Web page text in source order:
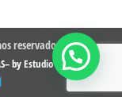
reservados.
by Estudio DMG